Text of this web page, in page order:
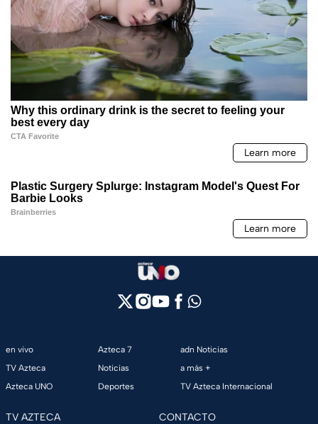
en vivo
TV Azteca
Azteca UNO
Azteca 7
Noticias
Deportes
adn Noticias
a más +
TV Azteca Internacional
TV AZTECA CONTACTO